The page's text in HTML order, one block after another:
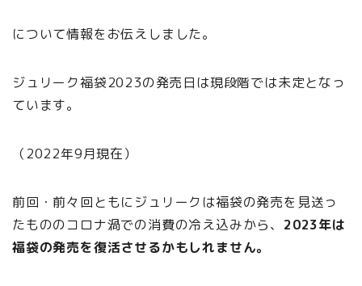
について情報をお伝えしました。
ジュリーク福袋2023の発売日は現段階では未定となっ
ています。
（2022年9月現在）
前回・前々回ともにジュリークは福袋の発売を見送っ
たもののコロナ渦での消費の冷え込みから、 2023年は
福袋の発売を復活させるかもしれません。